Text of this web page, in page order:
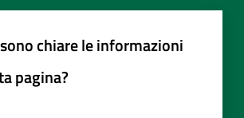
chiare le informazioni
pagina?